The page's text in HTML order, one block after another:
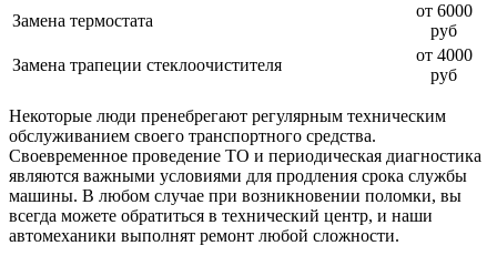
Замена термостата
от 6000
руб
Замена трапеции стеклоочистителя
от 4000
руб
Некоторые люди пренебрегают регулярным техническим
обслуживанием своего транспортного средства.
Своевременное проведение ТО и периодическая диагностика
являются важными условиями для продления срока службы
машины. В любом случае при возникновении поломки, вы
всегда можете обратиться в технический центр, и наши
автомеханики выполнят ремонт любой сложности.